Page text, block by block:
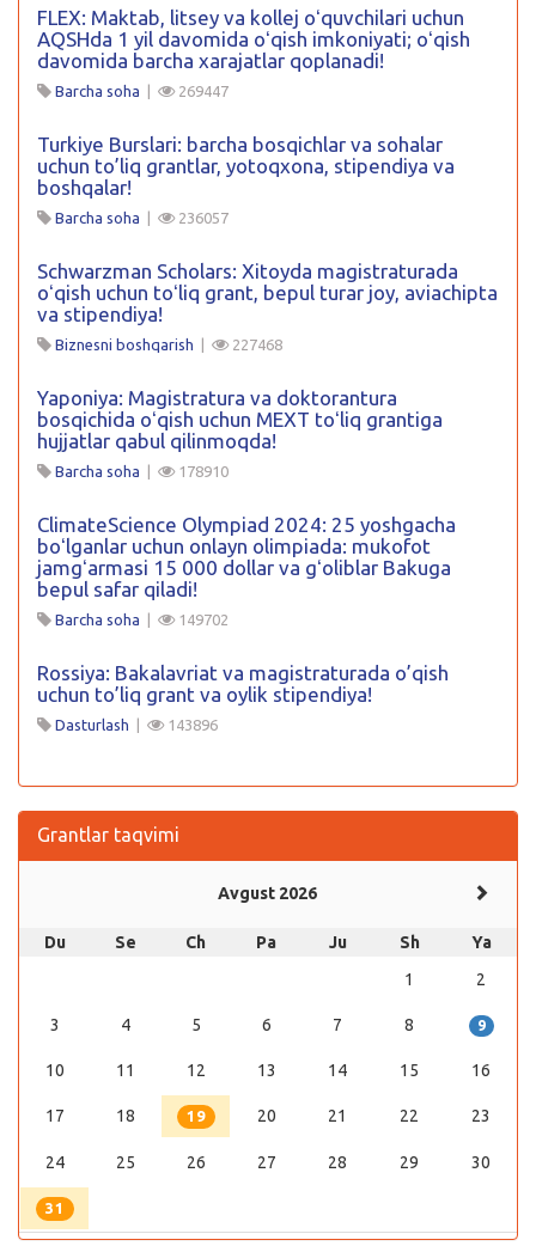
FLEX: Maktab, litsey va kollej oʻquvchilari uchun
AQSHda 1 yil davomida oʻqish imkoniyati; oʻqish
davomida barcha xarajatlar qoplanadi!
Barcha soha | 269447
Turkiye Burslari: barcha bosqichlar va sohalar
uchun to’liq grantlar, yotoqxona, stipendiya va
boshqalar!
Barcha soha | 236057
Schwarzman Scholars: Xitoyda magistraturada
oʻqish uchun toʻliq grant, bepul turar joy, aviachipta
va stipendiya!
Biznesni boshqarish | 227468
Yaponiya: Magistratura va doktorantura
bosqichida oʻqish uchun MEXT toʻliq grantiga
hujjatlar qabul qilinmoqda!
Barcha soha | 178910
ClimateScience Olympiad 2024: 25 yoshgacha
boʻlganlar uchun onlayn olimpiada: mukofot
jamgʻarmasi 15 000 dollar va gʻoliblar Bakuga
bepul safar qiladi!
Barcha soha | 149702
Rossiya: Bakalavriat va magistraturada o’qish
uchun to’liq grant va oylik stipendiya!
Dasturlash | 143896
Grantlar taqvimi
Avgust 2026
Du Se Ch Pa Ju Sh
Ya
1
2
3 4 5 6 7 8 9
10 11 12 13 14 15 16
17 18 19 20 21 22 23
24 25 26 27 28 29 30
31